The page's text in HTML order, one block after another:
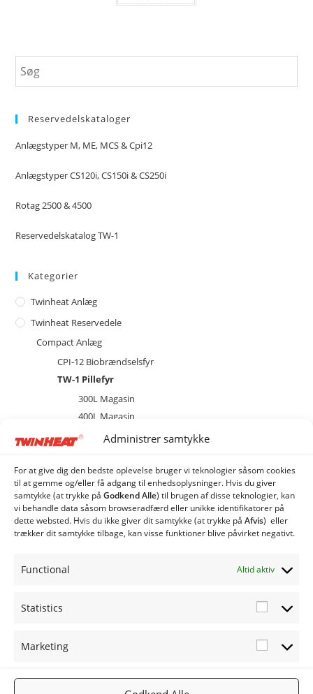
Administrer samtykke
For at give dig den bedste oplevelse bruger vi teknologier såsom cookies
til at gemme og/eller få adgang til enhedsoplysninger. Hvis du giver
samtykke (at trykke på Godkend Alle) til brugen af ​​disse teknologier, kan
vi behandle data såsom browseradfærd eller unikke identifikatorer på
dette websted. Hvis du ikke giver dit samtykke (at trykke på Afvis) eller
trækker dit samtykke tilbage, kan visse funktioner blive påvirket negativt.
Functional Altid aktiv
Statistics
Marketing
Reservedelskataloger
Anlægstyper M, ME, MCS & Cpi12
Anlægstyper CS120i, CS150i & CS250i
Rotag 2500 & 4500
Reservedelskatalog TW-1
Kategorier
Twinheat Anlæg
Twinheat Reservedele
Compact Anlæg
CPI-12 Biobrændselsfyr
TW-1 Pillefyr
300L Magasin
400L Magasin
brænder
Ekstraudstyr og tilbehør
EL
Kedel
Combi Anlæg
Industri Anlæg
Facebook
Gå til